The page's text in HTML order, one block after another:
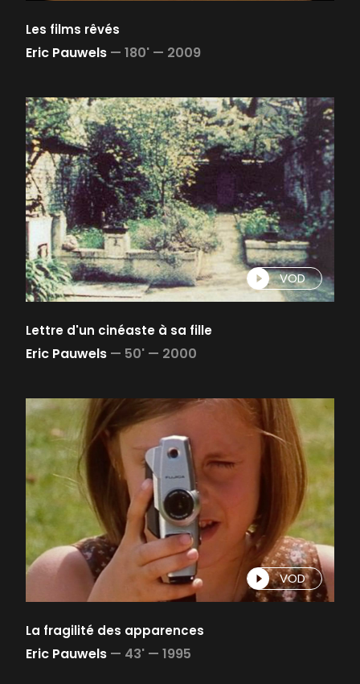
Les films rêvés
Eric Pauwels — 180' — 2009
VOD
Lettre d'un cinéaste à sa fille
Eric Pauwels — 50' — 2000
VOD
La fragilité des apparences
Eric Pauwels — 43' — 1995